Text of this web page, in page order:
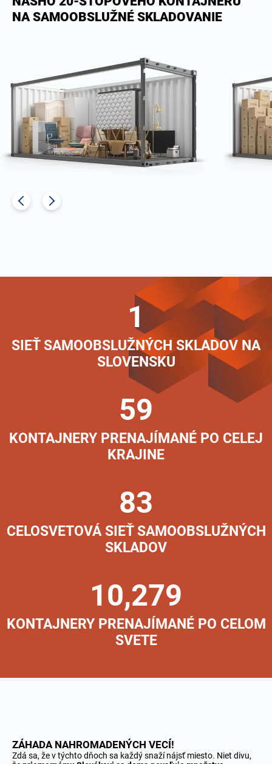
NA SAMOOBSLUŽNÉ SKLADOVANIE
1
SIEŤ SAMOOBSLUŽNÝCH SKLADOV NA
SLOVENSKU
59
KONTAJNERY PRENAJÍMANÉ PO CELEJ
KRAJINE
83
CELOSVETOVÁ SIEŤ SAMOOBSLUŽNÝCH
SKLADOV
10,279
KONTAJNERY PRENAJÍMANÉ PO CELOM
SVETE
ZÁHADA NAHROMADENÝCH VECÍ!
Zdá sa, že v týchto dňoch sa každý snaží nájsť miesto. Niet divu,